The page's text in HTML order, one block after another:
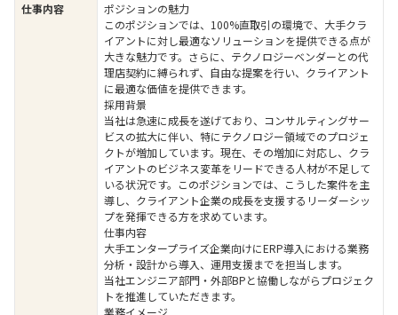
仕事内容
ポジションの魅力
このポジションでは、100%直取引の環境で、大手クラ
イアントに対し最適なソリューションを提供できる点が
大きな魅力です。さらに、テクノロジーベンダーとの代
理店契約に縛られず、自由な提案を行い、クライアント
に最適な価値を提供できます。
採用背景
当社は急速に成長を遂げており、コンサルティングサー
ビスの拡大に伴い、特にテクノロジー領域でのプロジェ
クトが増加しています。現在、その増加に対応し、クラ
イアントのビジネス変革をリードできる人材が不足して
いる状況です。このポジションでは、こうした案件を主
導し、クライアント企業の成長を支援するリーダーシッ
プを発揮できる方を求めています。
仕事内容
大手エンタープライズ企業向けにERP導入における業務
分析・設計から導入、運用支援までを担当します。
当社エンジニア部門・外部BPと協働しながらプロジェク
トを推進していただきます。
業務イメージ